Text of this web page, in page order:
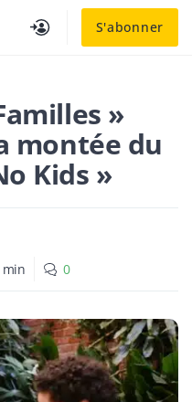
S'abonner
»
montée du
Kids »
min 0